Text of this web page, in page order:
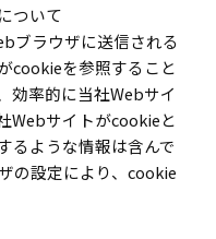
ついて
ブラウザに送信される
cookieを参照すること
効率的に当社Webサイ
Webサイトがcookieと
るような情報は含んで
の設定により、cookie